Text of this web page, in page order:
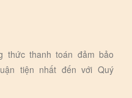
thức thanh toán đảm bảo
tiện nhất đến với Quý